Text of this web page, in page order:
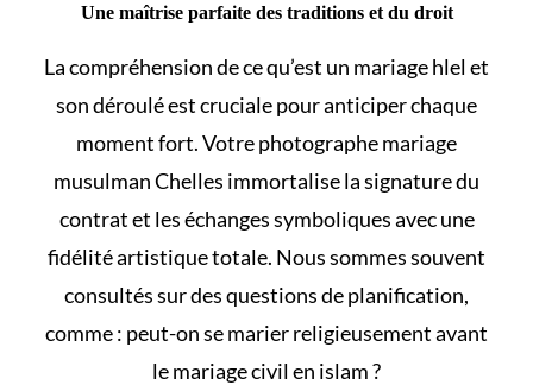
Une maîtrise parfaite des traditions et du droit
La compréhension dece qu’est un mariage hlel et
son dérouléest cruciale pour anticiper chaque
moment fort. Votre photographe mariage
musulman Chelles immortalise la signature du
contrat et les échanges symboliques avec une
fidélité artistique totale. Nous sommes souvent
consultés sur des questions de planification,
comme : peut-on se marier religieusement avant
le mariage civil en islam?